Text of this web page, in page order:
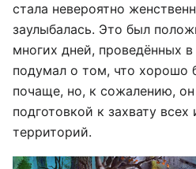
стала невероятно
заулыбалась. Это был
многих дней, проведённых
подумал о том, что хорошо
почаще, но, к сожалению,
подготовкой к захвату
территорий.